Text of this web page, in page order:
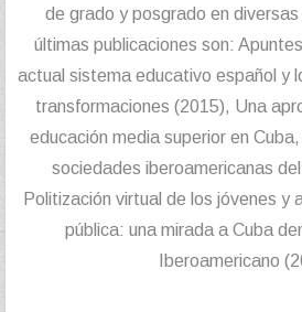
de grado y posgrado en
últimas publicaciones son:
actual sistema educativo español y
transformaciones (2015), Una
educación media superior en
sociedades iberoamericanas
Politización virtual de los jóvenes y
pública: una mirada a Cuba
Iberoamericano